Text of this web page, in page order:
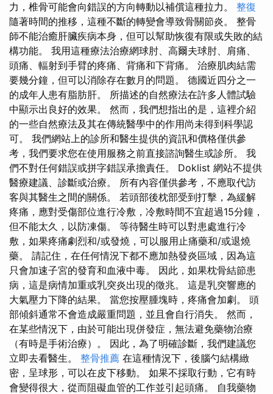
力，椎骨可能會向錯誤的方向轉動以補償這種拉力。 整復
隨著時間的推移，這種不斷的轉變會導致骨關節炎。 整骨
師不能治癒肝臟疾病本身，但可以幫助恢復有限或失敗的結
構功能。 我用這種療法治療網球肘、高爾夫球肘、肩痛、
頭痛、輻射到手臂的疼痛、背痛和下背痛。 治療肌肉結需
要幾分鐘，但可以消除存在數月的問題。 德國近四分之一
的成年人患有脂肪肝。 所描述的自然療法在許多人體試驗
中顯示出良好的效果。 然而，我們想指出的是，這裡介紹
的一些自然療法及其在傳統醫學中的作用尚未得到科學認
可。 我們網站上的診所和醫生提供的資訊和價格僅供參
考，我們要求您在使用服務之前直接諮詢醫生或診所。 我
們不對任何錯誤或拼字錯誤承擔責任。 Doklist 網站不提供
醫療建議、診斷或治療。 所有內容僅供參考，不應取代訪
客與其醫生之間的關係。 若頭部後枕部受到打擊，為緩解
疼痛，應對受傷部位進行冷敷，冷敷時間不宜超過15分鐘，
但不能太久，以防凍傷。 等待醫生時可以對患處進行冷
敷，如果疼痛劇烈和/或發燒，可以服用止痛藥和/或退燒
藥。 請記住，在任何情況下都不應加熱發炎區域，因為這
只會加速子宮的發育和血液中毒。 因此，如果枕骨結節患
病，這是病情加重或乳突炎出現的徵兆。 這是乳突響應的
大氣壓力下降的結果。 當您按壓腫塊時，疼痛會加劇。 頭
部傾斜通常不會造成嚴重問題，並且會自行消失。 然而，
在某些情況下，由於可能出現併發症，無法避免藥物治療
（有時是手術治療）。 因此，為了明確診斷，我們建議您
立即去看醫生。 整骨推薦 在這種情況下，後腦勺結構緻
密，呈球形，可以在皮下移動。 如果不採取行動，它有時
會變得很大，從而阻礙血管的工作並引起頭痛。 自我藥物